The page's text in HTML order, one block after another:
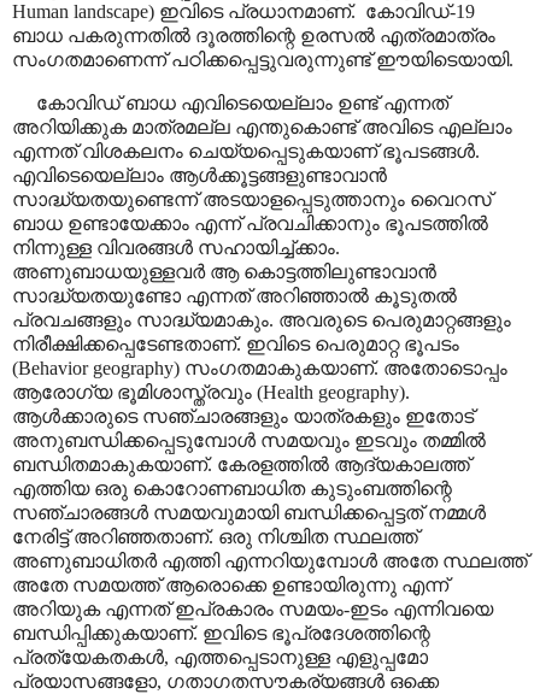
Human landscape) ഇവിടെ പ്രധാനമാണ്. കോവിഡ്-19
ബാധ പകരുന്നതിൽ ദൂരത്തിന്റെ ഉരസൽ എത്രമാത്രം
സംഗതമാണെന്ന് പഠിക്കപ്പെട്ടുവരുന്നുണ്ട് ഈയിടെയായി.
കോവിഡ് ബാധ എവിടെയെല്ലാം ഉണ്ട് എന്നത്
അറിയിക്കുക മാത്രമല്ല എന്തുകൊണ്ട് അവിടെ എല്ലാം
എന്നത് വിശകലനം ചെയ്യപ്പെടുകയാണ് ഭൂപടങ്ങൾ.
എവിടെയെല്ലാം ആൾക്കൂട്ടങ്ങളുണ്ടാവാൻ
സാദ്ധ്യതയുണ്ടെന്ന് അടയാളപ്പെടുത്താനും വൈറസ്
ബാധ ഉണ്ടായേക്കാം എന്ന് പ്രവചിക്കാനും ഭൂപടത്തിൽ
നിന്നുള്ള വിവരങ്ങൾ സഹായിച്ച്ക്കാം.
അണുബാധയുള്ളവർ ആ കൊട്ടത്തിലുണ്ടാവാൻ
സാദ്ധ്യതയുണ്ടോ എന്നത് അറിഞ്ഞാൽ കൂടുതൽ
പ്രവചങ്ങളും സാദ്ധ്യമാകും. അവരുടെ പെരുമാറ്റങ്ങളും
നിരീക്ഷിക്കപ്പെടേണ്ടതാണ്. ഇവിടെ പെരുമാറ്റ ഭൂപടം
(Behavior geography) സംഗതമാകുകയാണ്. അതോടൊപ്പം
ആരോഗ്യ ഭൂമിശാസ്ത്രവും (Health geography).
ആൾക്കാരുടെ സഞ്ചാരങ്ങളും യാത്രകളും ഇതോട്
അനുബന്ധിക്കപ്പെടുമ്പോൾ സമയവും ഇടവും തമ്മിൽ
ബന്ധിതമാകുകയാണ്. കേരളത്തിൽ ആദ്യകാലത്ത്
എത്തിയ ഒരു കൊറോണബാധിത കുടുംബത്തിന്റെ
സഞ്ചാരങ്ങൾ സമയവുമായി ബന്ധിക്കപ്പെട്ടത് നമ്മൾ
നേരിട്ട് അറിഞ്ഞതാണ്. ഒരു നിശ്ചിത സ്ഥലത്ത്
അണുബാധിതർ എത്തി എന്നറിയുമ്പോൾ അതേ സ്ഥലത്ത്
അതേ സമയത്ത് ആരൊക്കെ ഉണ്ടായിരുന്നു എന്ന്
അറിയുക എന്നത് ഇപ്രകാരം സമയം-ഇടം എന്നിവയെ
ബന്ധിപ്പിക്കുകയാണ്. ഇവിടെ ഭൂപ്രദേശത്തിന്റെ
പ്രത്യേകതകൾ, എത്തപ്പെടാനുള്ള എളുപ്പമോ
പ്രയാസങ്ങളോ, ഗതാഗതസൗകര്യങ്ങൾ ഒക്കെ